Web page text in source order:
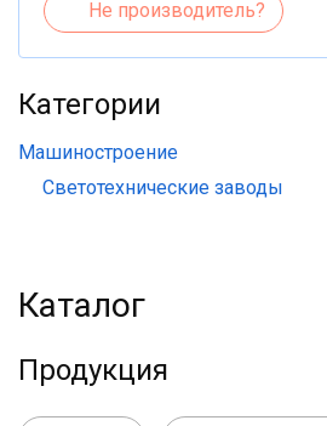
Не производитель?
Категории
Машиностроение
Светотехнические заводы
Каталог
Продукция